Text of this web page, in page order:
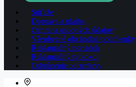
Súťaže
Doprava a platba
Ochrana osobných údajov
Všeobecné obchodné podmienky
Reklamačný poriadok
Reklamačný protokol
Odstúpenie od zmluvy